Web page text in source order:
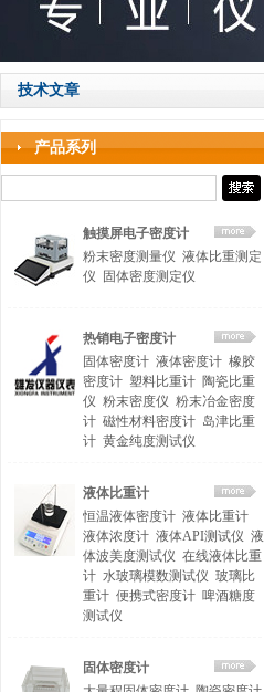
技术文章
产品系列
触摸屏电子密度计
粉末密度测量仪 液体比重测定
仪
固体密度测定仪
热销电子密度计
固体密度计 液体密度计 橡胶
密度计 塑料比重计 陶瓷比重
仪 粉末密度仪 粉末冶金密度
计 磁性材料密度计 岛津比重
计 黄金纯度测试仪
液体比重计
恒温液体密度计 液体比重计
液体浓度计 液体API测试仪 液
体波美度测试仪 在线液体比重
计 水玻璃模数测试仪 玻璃比
重计 便携式密度计 啤酒糖度
测试仪
固体密度计